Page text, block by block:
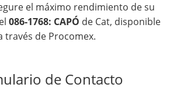
el máximo rendimiento de su
086-1768: CAPÓ de Cat, disponible
través de Procomex.
de Contacto